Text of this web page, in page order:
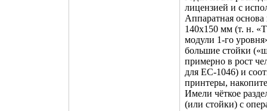
лицензией и с
Аппаратная
140х150 мм (т. н.
модули 1-го
большие стойки
примерно в рост
для ЕС-1046) и
принтеры,
Имели чёткое
(или стойки) с